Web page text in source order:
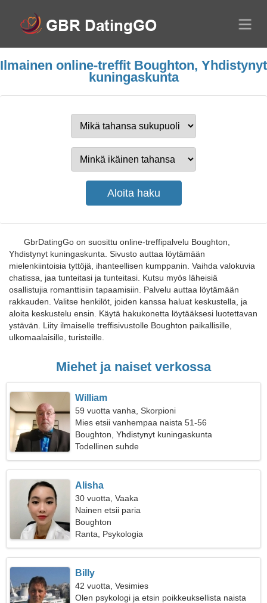
Ilmainen online-treffit Boughton, Yhdistynyt
kuningaskunta
GbrDatingGo on suosittu online-treffipalvelu Boughton,
Yhdistynyt kuningaskunta. Sivusto auttaa löytämään
mielenkiintoisia tyttöjä, ihanteellisen kumppanin. Vaihda valokuvia
chatissa, jaa tunteitasi ja tunteitasi. Kutsu myös läheisiä
osallistujia romanttisiin tapaamisiin. Palvelu auttaa löytämään
rakkauden. Valitse henkilöt, joiden kanssa haluat keskustella, ja
aloita keskustelu ensin. Käytä hakukonetta löytääksesi luotettavan
ystävän. Liity ilmaiselle treffisivustolle Boughton paikallisille,
ulkomaalaisille, turisteille.
Miehet ja naiset verkossa
William
59 vuotta vanha, Skorpioni
Mies etsii vanhempaa naista 51-56
Boughton, Yhdistynyt kuningaskunta
Todellinen suhde
Alisha
30 vuotta, Vaaka
Nainen etsii paria
Boughton
Ranta, Psykologia
Billy
42 vuotta, Vesimies
Olen psykologi ja etsin poikkeuksellista naista